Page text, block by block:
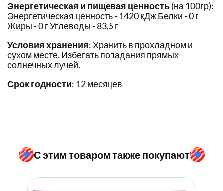
Энергетическая и пищевая ценность(на 100гр):
Энергетическая ценность - 1420 кДж Белки - 0 г
Жиры - 0 г Углеводы - 83,5 г
Условия хранения: Хранить в прохладном и
сухом месте. Избегать попадания прямых
солнечных лучей.
Срок годности: 12 месяцев
С этим товаром также покупают